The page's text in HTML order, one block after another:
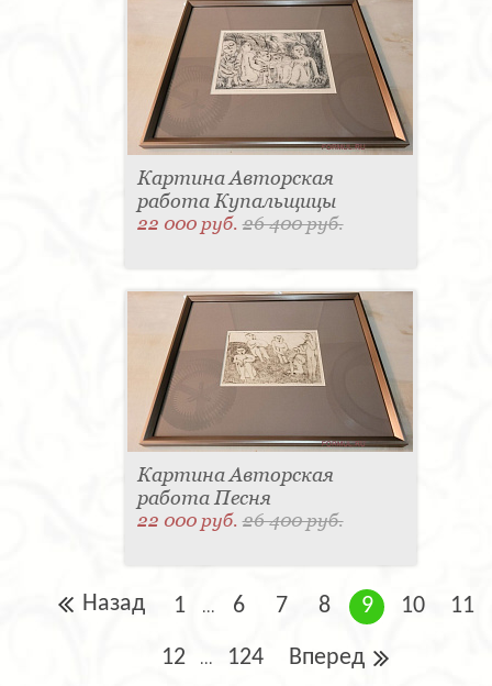
Картина Авторская
работа Купальщицы
22 000 руб.26 400 руб.
Картина Авторская
работа Песня
22 000 руб.26 400 руб.
Назад 1 ... 6 7 8 9 10 11
12 ... 124 Вперед